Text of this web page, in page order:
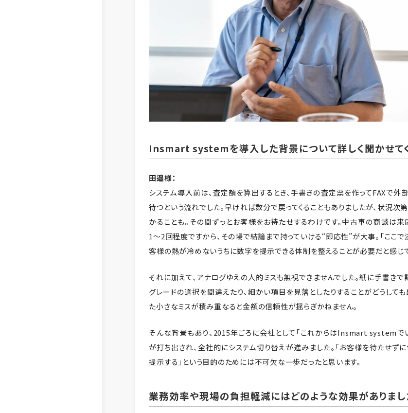
Insmart systemを導入した背景について詳しく聞かせてく
田邉様：
システム導入前は、査定額を算出するとき、手書きの査定票を作ってFAXで外
待つという流れでした。早ければ数分で戻ってくることもありましたが、状況次
かることも。その間ずっとお客様をお待たせするわけです。中古車の商談は
1〜2回程度ですから、その場で結論まで持っていける“即応性”が大事。「ここで
客様の熱が冷めないうちに数字を提示できる体制を整えることが必要だと感じ
それに加えて、アナログゆえの人的ミスも無視できませんでした。紙に手書きで
グレードの選択を間違えたり、細かい項目を見落としたりすることがどうしても
た小さなミスが積み重なると金額の信頼性が揺らぎかねません。
そんな背景もあり、2015年ごろに会社として「これからはInsmart systemで
が打ち出され、全社的にシステム切り替えが進みました。「お客様を待たせず
提示する」という目的のためには不可欠な一歩だったと思います。
業務効率や現場の負担軽減にはどのような効果がありまし